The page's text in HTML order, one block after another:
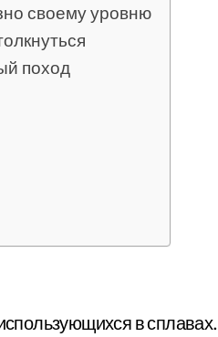
своему уровню
поход
в сплавах.